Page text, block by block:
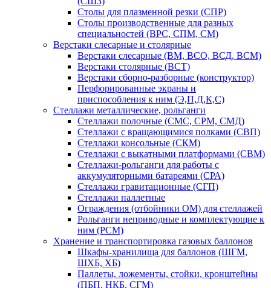
Столы для плазменной резки (СПР)
Столы производственные для разных
специальностей (ВРС, СПМ, СМ)
Верстаки слесарные и столярные
Верстаки слесарные (ВМ, ВСО, ВСД, ВСМ)
Верстаки столярные (ВСТ)
Верстаки сборно-разборные (конструктор)
Перфорированные экраны и
приспособления к ним (Э,П,Д,К,С)
Стеллажи металлические, рольганги
Стеллажи полочные (СМС, СРМ, СМД)
Стеллажи с вращающимися полками (СВП)
Стеллажи консольные (СКМ)
Стеллажи с выкатными платформами (СВМ)
Стеллажи-рольганги для работы с
аккумуляторными батареями (СРА)
Стеллажи гравитационные (СГП)
Стеллажи паллетные
Ограждения (отбойники ОМ) для стеллажей
Рольганги неприводные и комплектующие к
ним (РСМ)
Хранение и транспортировка газовых баллонов
Шкафы-хранилища для баллонов (ШГМ,
ШХБ, ХБ)
Паллеты, ложементы, стойки, кронштейны
(ПБП, НКБ, СГМ)